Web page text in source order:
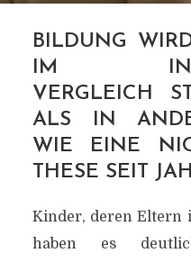
BILDUNG
IM
VERGLEICH
ALS IN
WIE EINE
THESE SEIT
Kinder, deren Eltern
haben es